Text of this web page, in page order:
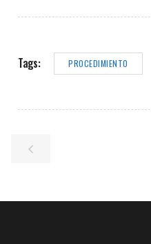
Tags: PROCEDIMIENTO